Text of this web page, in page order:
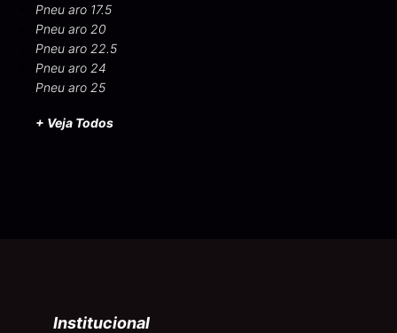
Pneu aro 17.5
Pneu aro 20
Pneu aro 22.5
Pneu aro 24
Pneu aro 25
+ Veja Todos
Institucional